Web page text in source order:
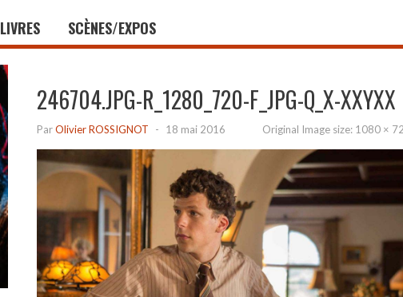
LIVRES SCÈNES/EXPOS
246704.JPG-R_1280_720-F_JPG-Q_X-XXYXX
ParOlivier ROSSIGNOT - 18 mai 2016 Original Image size: 1080 ×